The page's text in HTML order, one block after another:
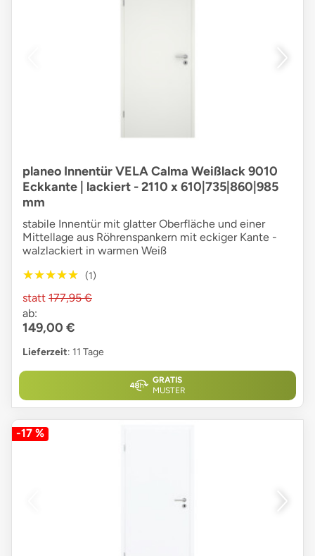
planeo Innentür VELA Calma Weißlack 9010
Eckkante | lackiert - 2110 x 610|735|860|985
mm
stabile Innentür mit glatter Oberfläche und einer
Mittellage aus Röhrenspankern mit eckiger Kante -
walzlackiert in warmen Weiß
★★★★★
★★★★★ (1)
statt 177,95 €
ab:
149,00 €
Lieferzeit: 11 Tage
GRATIS
MUSTER
-17 %